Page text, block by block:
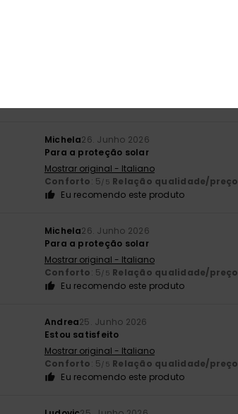
Michela26. Junho 2026
Para a proteção solar
Mostrar original - Italiano
Conforto: 5/5 Relação qualidade/preço
Eu recomendo este produto
Michela26. Junho 2026
Para a proteção solar
Mostrar original - Italiano
Conforto: 5/5 Relação qualidade/preço
Eu recomendo este produto
Andrea25. Junho 2026
Estou satisfeito
Mostrar original - Italiano
Conforto: 5/5 Relação qualidade/preço
Eu recomendo este produto